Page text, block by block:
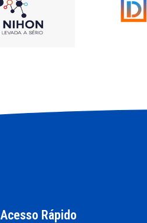
Acesso Rápido